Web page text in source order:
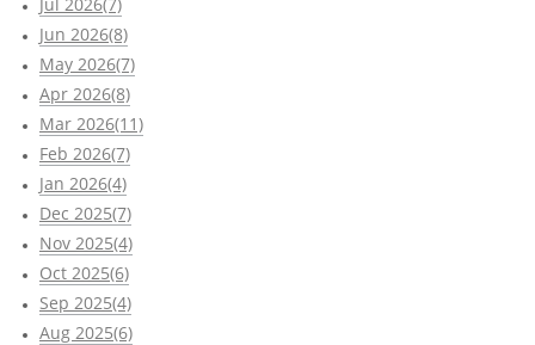
Jun 2026(8)
May 2026(7)
Apr 2026(8)
Mar 2026(11)
Feb 2026(7)
Jan 2026(4)
Dec 2025(7)
Nov 2025(4)
Oct 2025(6)
Sep 2025(4)
Aug 2025(6)